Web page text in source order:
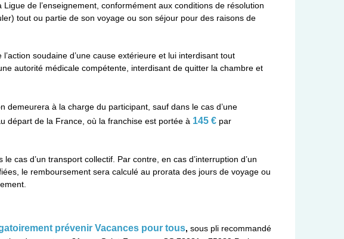
de l’enseignement, conformément aux conditions de résolution
tout ou partie de son voyage ou son séjour pour des raisons de
soudaine d’une cause extérieure et lui interdisant tout
autorité médicale compétente, interdisant de quitter la chambre et
demeurera à la charge du participant, sauf dans le cas d’une
départ de la France, où la franchise est portée à 145 € par
cas d’un transport collectif. Par contre, en cas d’interruption d’un
le remboursement sera calculé au prorata des jours de voyage ou
prévenir Vacances pour tous, sous pli recommandé